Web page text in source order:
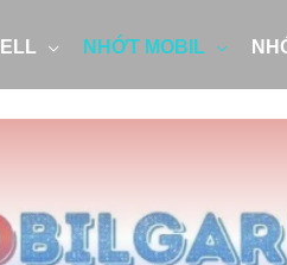
NHỚT MOBIL